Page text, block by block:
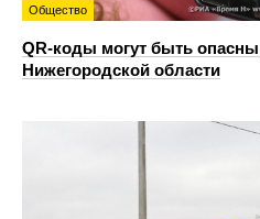
Общество
QR-коды могут быть
Нижегородской области